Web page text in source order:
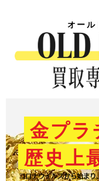
金プラ
歴史上
コロナウイルスから始まり
オール